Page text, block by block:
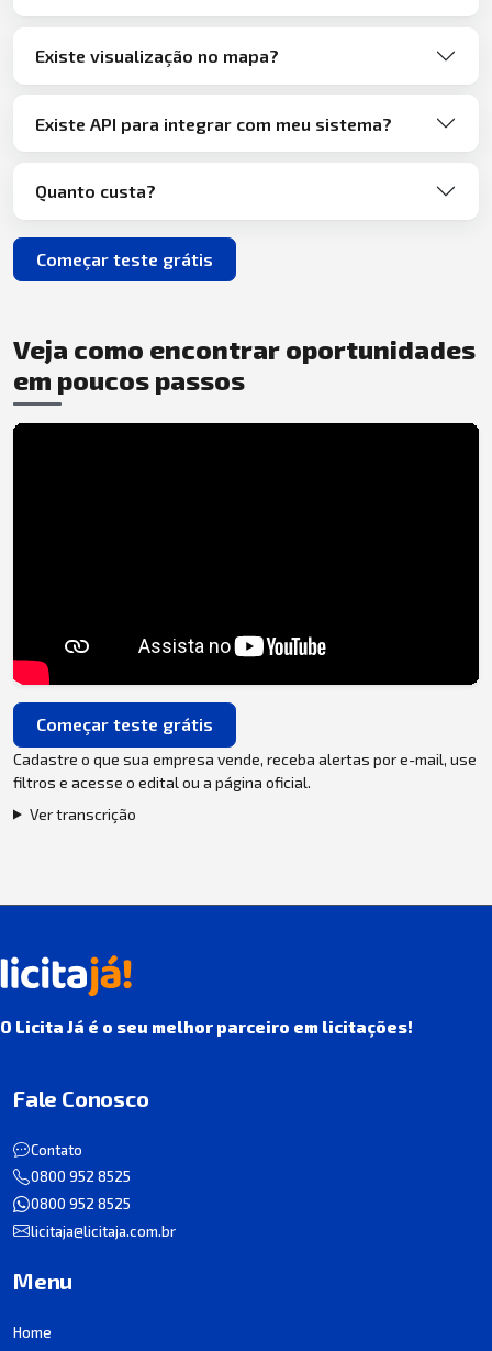
Existe visualização no mapa?
Existe API para integrar com meu sistema?
Quanto custa?
Começar teste grátis
Veja como encontrar oportunidades
em poucos passos
Começar teste grátis
Cadastre o que sua empresa vende, receba alertas por e-mail, use
filtros e acesse o edital ou a página oficial.
Ver transcrição
O Licita Já é o seu melhor parceiro em licitações!
Fale Conosco
Contato
0800 952 8525
0800 952 8525
licitaja@licitaja.com.br
Menu
Home